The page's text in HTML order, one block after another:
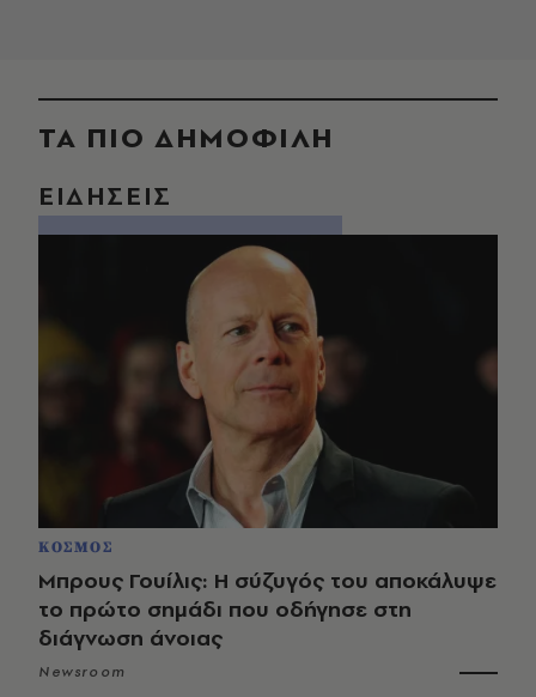
ΤΑ ΠΙΟ ΔΗΜΟΦΙΛΗ
ΕΙΔΗΣΕΙΣ
ΚΟΣΜΟΣ
Μπρους Γουίλις: Η σύζυγός του αποκάλυψε
το πρώτο σημάδι που οδήγησε στη
διάγνωση άνοιας
Newsroom